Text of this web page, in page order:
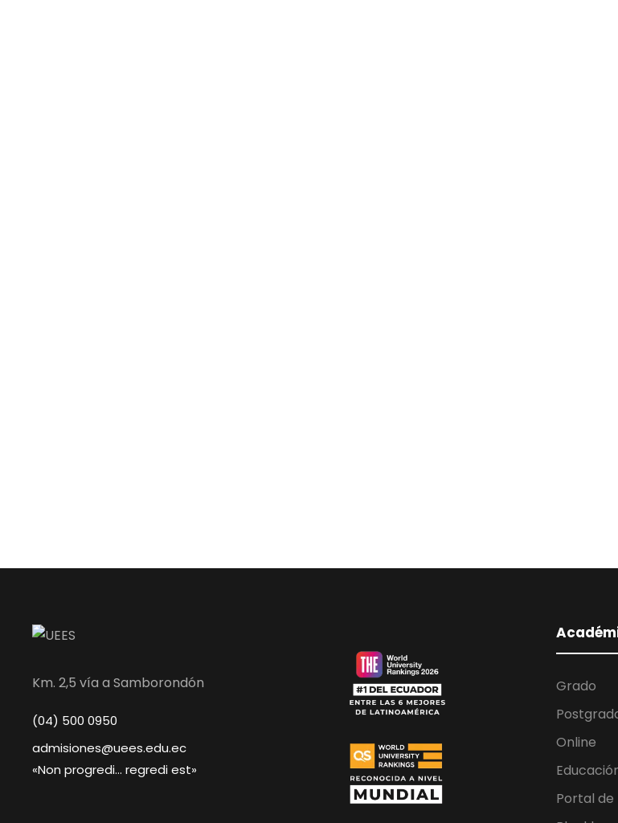
Km. 2,5 vía a Samborondón
(04) 500 0950
admisiones@uees.edu.ec
«Non progredi… regredi est»
Grado
Online
Portal de